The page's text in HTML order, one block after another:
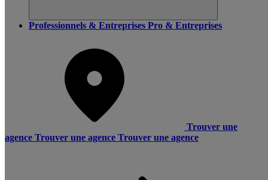
Professionnels & Entreprises Pro & Entreprises
Trouver une
agence Trouver une agence Trouver une agence